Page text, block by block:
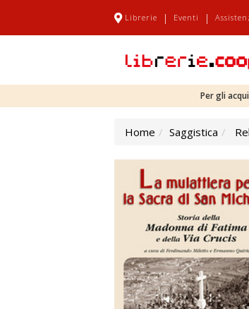
Librerie | Eventi |
Per gli
Home Saggistica